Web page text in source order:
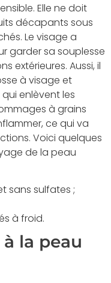
Elle ne doit
décapants sous
Le visage a
garder sa souplesse
extérieures. Aussi, il
à visage et
enlèvent les
à grains
ce qui va
Voici quelques
de la peau
sans sulfates ;
à froid.
la peau